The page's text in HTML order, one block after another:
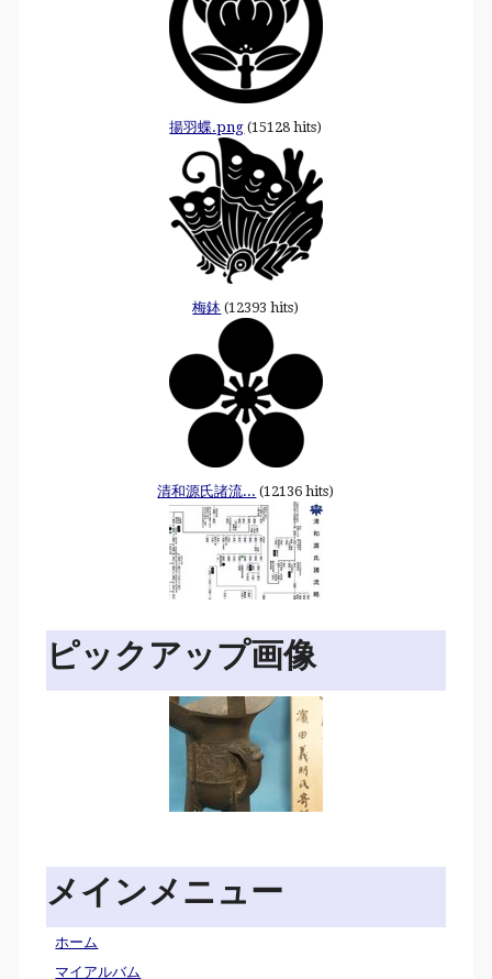
揚羽蝶.png (15128 hits)
梅鉢 (12393 hits)
清和源氏諸流... (12136 hits)
ピックアップ画像
メインメニュー
ホーム
マイアルバム